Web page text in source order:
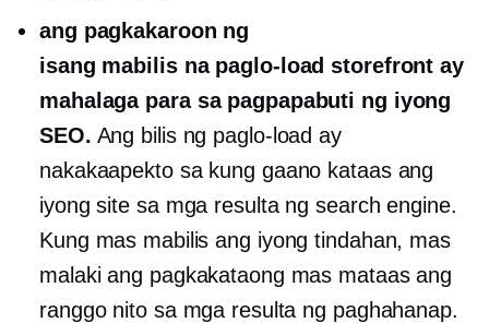
ang pagkakaroon ng
isang mabilis na paglo-load storefront ay
mahalaga para sa pagpapabuti ng iyong
SEO. Ang bilis ng paglo-load ay
nakakaapekto sa kung gaano kataas ang
iyong site sa mga resulta ng search engine.
Kung mas mabilis ang iyong tindahan, mas
malaki ang pagkakataong mas mataas ang
ranggo nito sa mga resulta ng paghahanap.